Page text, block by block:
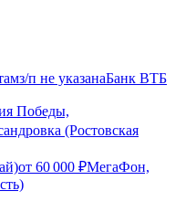
з/п не указанаБанк ВТБ
Победы,
(Ростовская
от 60 000 ₽МегаФон,